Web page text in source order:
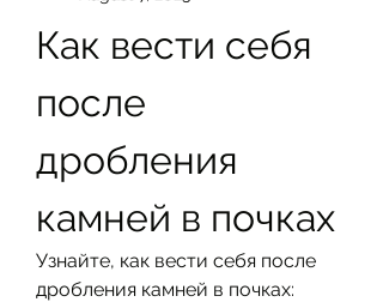
Как вести себя
после
дробления
камней в почках
Узнайте, как вести себя после
дробления камней в почках: